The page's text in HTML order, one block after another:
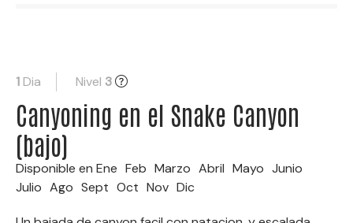
1Dia Nivel 3
Canyoning en el Snake Canyon
(bajo)
Disponible en Ene Feb Marzo Abril Mayo Junio
Julio Ago Sept Oct Nov Dic